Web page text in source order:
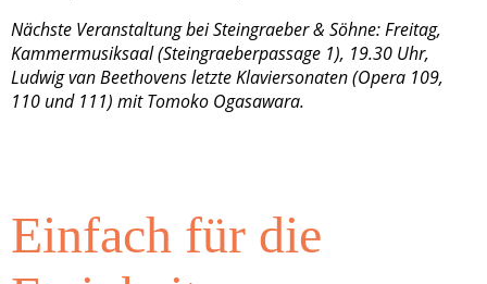
Nächste Veranstaltung bei Steingraeber & Söhne: Freitag,
Kammermusiksaal (Steingraeberpassage 1), 19.30 Uhr,
Ludwig van Beethovens letzte Klaviersonaten (Opera 109,
110 und 111) mit Tomoko Ogasawara.
Einfach für die